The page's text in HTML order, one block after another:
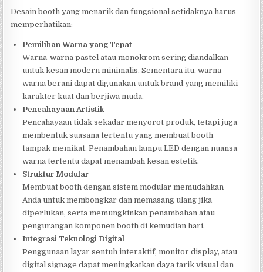
Desain booth yang menarik dan fungsional setidaknya harus
memperhatikan:
Pemilihan Warna yang Tepat
Warna-warna pastel atau monokrom sering diandalkan
untuk kesan modern minimalis. Sementara itu, warna-
warna berani dapat digunakan untuk brand yang memiliki
karakter kuat dan berjiwa muda.
Pencahayaan Artistik
Pencahayaan tidak sekadar menyorot produk, tetapi juga
membentuk suasana tertentu yang membuat booth
tampak memikat. Penambahan lampu LED dengan nuansa
warna tertentu dapat menambah kesan estetik.
Struktur Modular
Membuat booth dengan sistem modular memudahkan
Anda untuk membongkar dan memasang ulang jika
diperlukan, serta memungkinkan penambahan atau
pengurangan komponen booth di kemudian hari.
Integrasi Teknologi Digital
Penggunaan layar sentuh interaktif, monitor display, atau
digital signage dapat meningkatkan daya tarik visual dan